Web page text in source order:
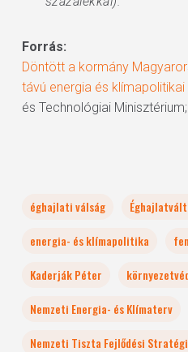
Forrás:
Döntött a kormány
távú energia és
és Technológiai
éghajlati válság
energia- és klímapolitika
Kaderják Péter
Nemzeti Energia- és Klímaterv
Nemzeti Tiszta Fejlődési